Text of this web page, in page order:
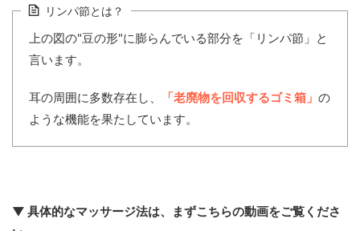
リンパ節とは？
上の図の"豆の形"に膨らんでいる部分を「リンパ節」と
言います。
耳の周囲に多数存在し、 「老廃物を回収するゴミ箱」 の
ような機能を果たしています。
▼ 具体的なマッサージ法は、まずこちらの動画をご覧くださ